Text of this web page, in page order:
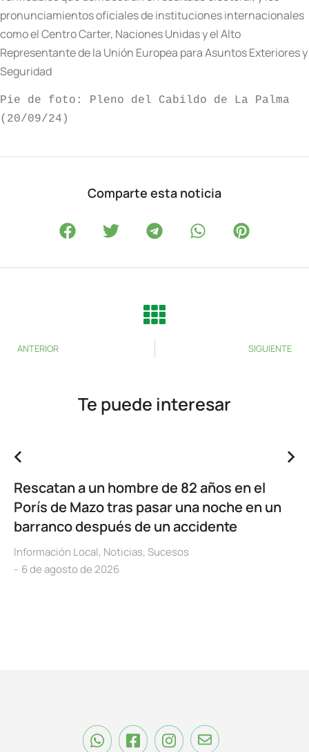
pronunciamientos oficiales de instituciones internacionales
como el Centro Carter, Naciones Unidas y el Alto
Representante de la Unión Europea para Asuntos Exteriores y
Seguridad
Pie de foto: Pleno del Cabildo de La Palma
(20/09/24)
Comparte esta noticia
ANTERIOR SIGUIENTE
Te puede interesar
Rescatan a un hombre de 82 años en el
Porís de Mazo tras pasar una noche en un
barranco después de un accidente
Información Local, Noticias, Sucesos
6 de agosto de 2026